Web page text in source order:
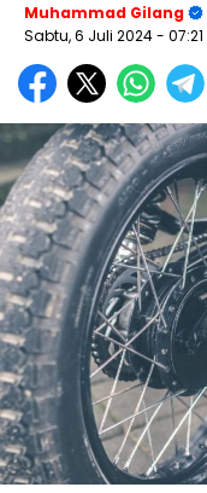
Muhammad Gilang
Sabtu, 6 Juli 2024- 07:21